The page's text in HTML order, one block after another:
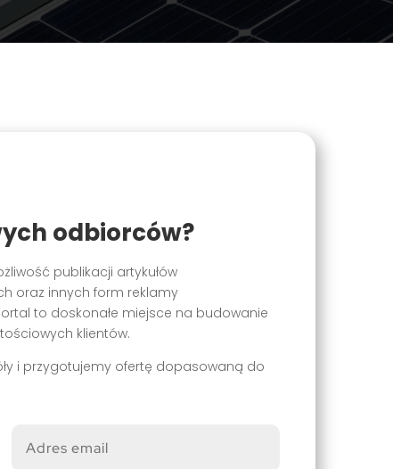
odbiorców?
publikacji artykułów
oraz innych form reklamy
to doskonałe miejsce na budowanie
klientów.
i przygotujemy ofertę dopasowaną do